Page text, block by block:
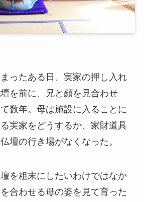
ったある日、実家の押し入れ
を前に、兄と顔を見合わせ
数年。母は施設に入ることに
実家をどうするか、家財道具
壇の行き場がなくなった。
を粗末にしたいわけではなか
合わせる母の姿を見て育った